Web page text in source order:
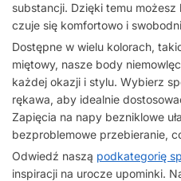
substancji. Dzięki temu
czuje się komfortowo i
Dostępne w wielu kolorach,
miętowy, nasze body
każdej okazji i stylu. Wybierz
rękawa, aby idealnie
Zapięcia na napy bezniklowe
bezproblemowe przebieranie,
Odwiedź naszą podkategorię
inspiracji na urocze upominki.